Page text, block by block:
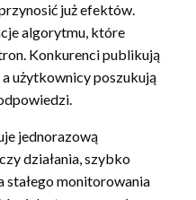
już efektów.
algorytmu, które
Konkurenci publikują
użytkownicy poszukują
jednorazową
działania, szybko
stałego monitorowania